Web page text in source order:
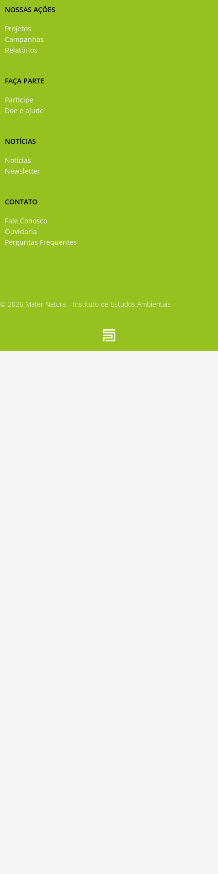
NOSSAS AÇÕES
Projetos
Campanhas
Relatórios
FAÇA PARTE
Participe
Doe e ajude
NOTÍCIAS
Notícias
Newsletter
CONTATO
Fale Conosco
Ouvidoria
Perguntas Frequentes
© 2026 Mater Natura – Instituto de Estudos Ambientais